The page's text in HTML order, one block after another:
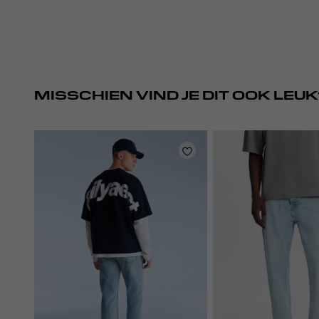
MISSCHIEN VIND JE DIT OOK